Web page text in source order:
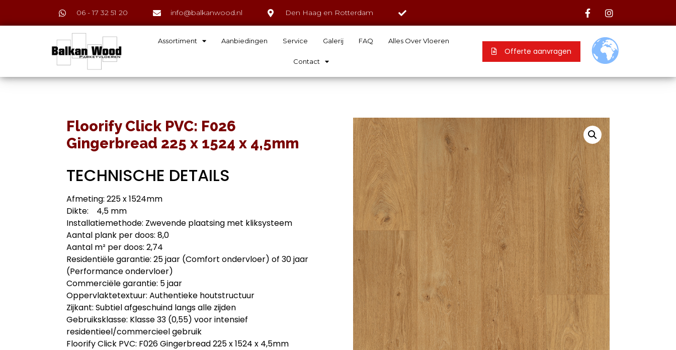
06 - 17 32 51 20 info@balkanwood.nl Den Haag en Rotterdam
Assortiment Aanbiedingen Service Galerij FAQ Alles Over Vloeren
Contact
Offerte aanvragen
Floorify Click PVC: F026
Gingerbread 225 x 1524 x 4,5mm
TECHNISCHE DETAILS
Afmeting: 225 x 1524mm
Dikte: 4,5 mm
Installatiemethode: Zwevende plaatsing met kliksysteem
Aantal plank per doos: 8,0
Aantal m² per doos: 2,74
Residentiële garantie: 25 jaar (Comfort ondervloer) of 30 jaar
(Performance ondervloer)
Commerciële garantie: 5 jaar
Oppervlaktetextuur: Authentieke houtstructuur
Zijkant: Subtiel afgeschuind langs alle zijden
Gebruiksklasse: Klasse 33 (0,55) voor intensief
residentieel/commercieel gebruik
Floorify Click PVC: F026 Gingerbread 225 x 1524 x 4,5mm